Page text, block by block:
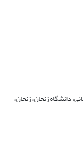
دانشگاه زنجان، زنجان،